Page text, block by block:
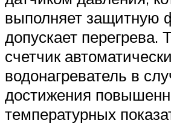
выполняет защитную
допускает перегрева.
счетчик
водонагреватель в
достижения
температурных